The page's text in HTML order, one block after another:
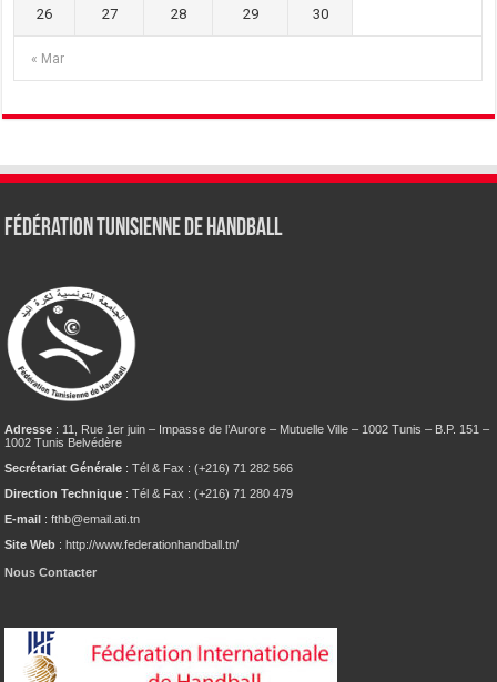
« Mar
26 27 28 29 30
Fédération tunisienne de Handball
Adresse : 11, Rue 1er juin – Impasse de l’Aurore – Mutuelle Ville – 1002 Tunis – B.P. 151 –
1002 Tunis Belvédère
Secrétariat Générale : Tél & Fax : (+216) 71 282 566
Direction Technique : Tél & Fax : (+216) 71 280 479
E-mail : fthb@email.ati.tn
Site Web : http://www.federationhandball.tn/
Nous Contacter